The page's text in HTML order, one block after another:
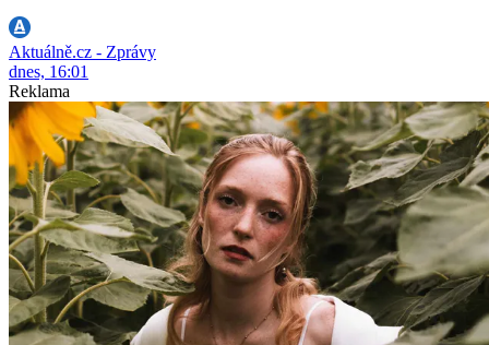
Aktuálně.cz - Zprávy
dnes, 16:01
Reklama